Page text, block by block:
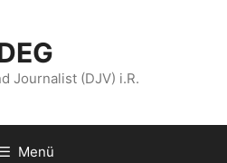
Journalist (DJV) i.R.
Menü